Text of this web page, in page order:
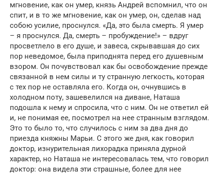
мгновение, как он умер, князь Андрей вспомнил, что он
спит, и в то же мгновение, как он умер, он, сделав над
собою усилие, проснулся. «Да, это была смерть. Я умер
– я проснулся. Да, смерть – пробуждение!» – вдруг
просветлело в его душе, и завеса, скрывавшая до сих
пор неведомое, была приподнята перед его душевным
взором. Он почувствовал как бы освобождение прежде
связанной в нем силы и ту странную легкость, которая
с тех пор не оставляла его. Когда он, очнувшись в
холодном поту, зашевелился на диване, Наташа
подошла к нему и спросила, что с ним. Он не ответил ей
и, не понимая ее, посмотрел на нее странным взглядом.
Это то было то, что случилось с ним за два дня до
приезда княжны Марьи. С этого же дня, как говорил
доктор, изнурительная лихорадка приняла дурной
характер, но Наташа не интересовалась тем, что говорил
доктор: она видела эти страшные, более для нее